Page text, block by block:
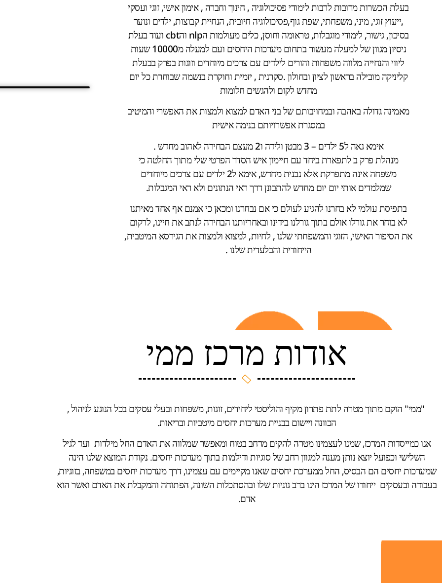
בעלת הכשרות מרובות לרבות לימודי פסיכולוגיה , חינוך וחברה , אימון אישי, זוגי ועסקי
,ייעוץ זוגי, מיני, משפחתי, שפת גוף,פסיכולוגיה חיובית, הנחיית קבוצות, ילדים ונוער
בסיכון, גישור, לימודי מוגבלות, טראומה וחוסן, כלים מעולמות הnlp והcbt ועוד בעלת
ניסיון מגוון של למעלה מעשור בתחום מערכות היחסים ועם למעלה מ10000 שעות
ליווי והנחייה מלווה משפחות והורים לילדים עם צרכים מיוחדים וזוגות בפרק בבעלת
קליניקה מובילה בראשון לציון ובחולון .סקרנית , יזמית וחוקרת בנשמה שבוחרת כל יום
מחדש לקום ולהגשים חלומות
מאמינה גדולה באהבה ובמחויבותם של בני האדם למצוא ולמצות את האפשרי והמיטיב
במסגרת אפשרויותם בנימה אישית
אימא גאה ל5 ילדים – 3 מבטן ולידה ו2 מעצם הבחירה לאהוב מחדש .
מנהלת פרק ב לתפארת ביחד עם חיימון איש הסדר הפרטי שלי מתוך החלטה כי
משפחה אינה מתפרקת אלא נבנית מחדש, אימא ל2 ילדים עם צרכים מיוחדים
שמלמדים אותי יום יום מחדש להתבונן דרך ראי הנתונים ולא ראי המגבלות.
בתפיסת עולמי לא בחרנו להגיע לעולם כי אם נבחרנו ומכאן כי אמנם אף אחד מאיתנו
לא בוחר את גורלו אולם בתוך גורלנו בידינו ובאחריותנו הבחירה לנתב את חיינו, לרקום
את הסיפור האישי, הזוגי והמשפחתי שלנו , לחיות, למצוא ולמצות את הגירסא המיטבית,
הייחודית והבלעדית שלנו .
אודות מרכז ממי
"ממי" הוקם מתוך מטרה לתת פתרון מקיף והוליסטי ליחידים, זוגות, משפחות ובעלי עסקים בכל הנוגע לניהול ,
הכוונה ויישום בבניית מערכות יחסים מיטביות ובריאות.
אנו כמייסדות המרכז, שמנו לעצמינו מטרה להקים מרחב בטוח ומאפשר שמלווה את האדם החל מילדות ועד לגיל
השלישי וכפועל יוצא נותן מענה למגוון רחב של סוגיות ודילמות בתוך מערכות יחסים. נקודת המוצא שלנו הינה
שמערכות יחסים הם הבסיס, החל ממערכת יחסים שאנו מקיימים עם עצמינו, דרך מערכות יחסים במשפחה, בזוגיות,
בעבודה ובעסקים ייחודו של המרכז הינו ברב גוניות שלו ובהסתכלות השונה, הפתוחה והמקבלת את האדם ואשר הוא
אדם.